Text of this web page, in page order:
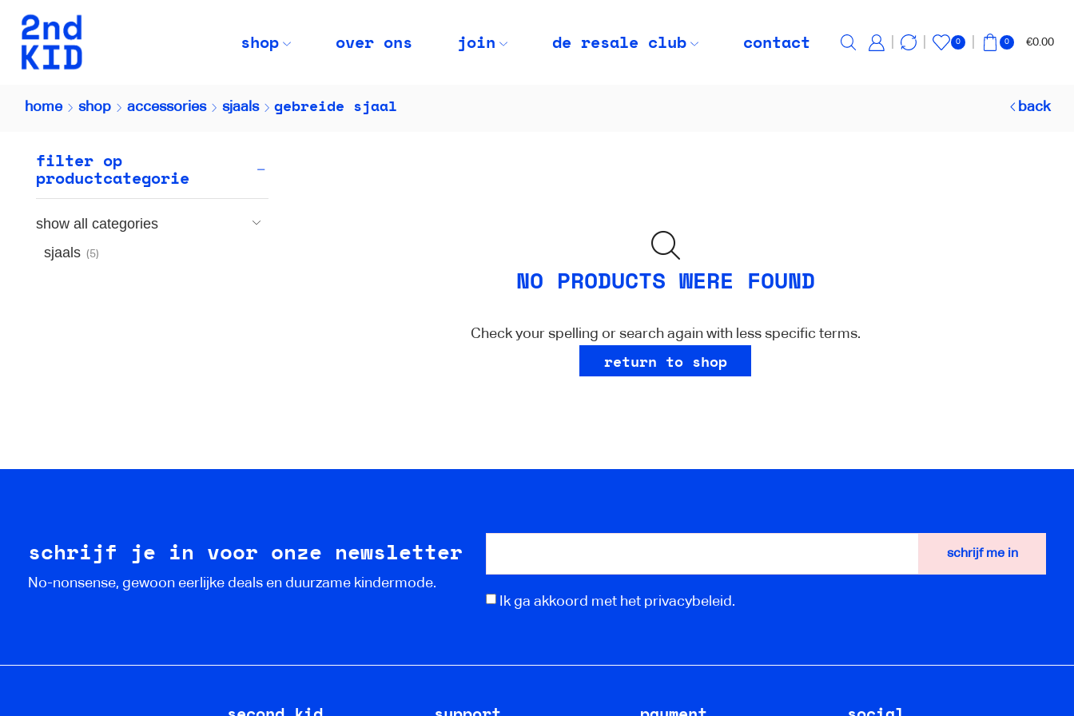
shop over ons join de resale club contact 0 0 €0.00
home shop accessories sjaals gebreide sjaal back
NO PRODUCTS WERE FOUND
Check your spelling or search again with less specific terms.
return to shop
filter op
productcategorie
show all categories
sjaals (5)
schrijf je in voor onze newsletter
No-nonsense, gewoon eerlijke deals en duurzame kindermode.
Ik ga akkoord met het privacybeleid.